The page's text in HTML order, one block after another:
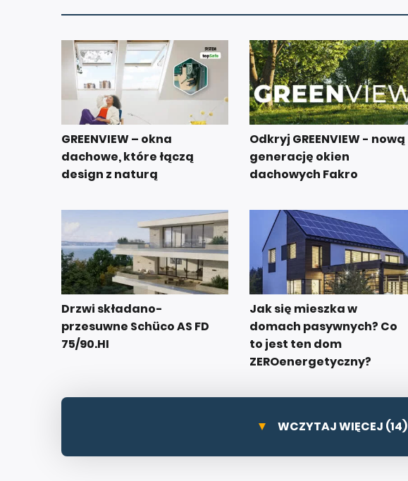
GREENVIEW – okna
dachowe, które łączą
design z naturą
Odkryj GREENVIEW - nową
generację okien
dachowych Fakro
Drzwi składano-
przesuwne Schüco AS FD
75/90.HI
Jak się mieszka w
domach pasywnych? Co
to jest ten dom
ZEROenergetyczny?
WCZYTAJ WIĘCEJ (14)